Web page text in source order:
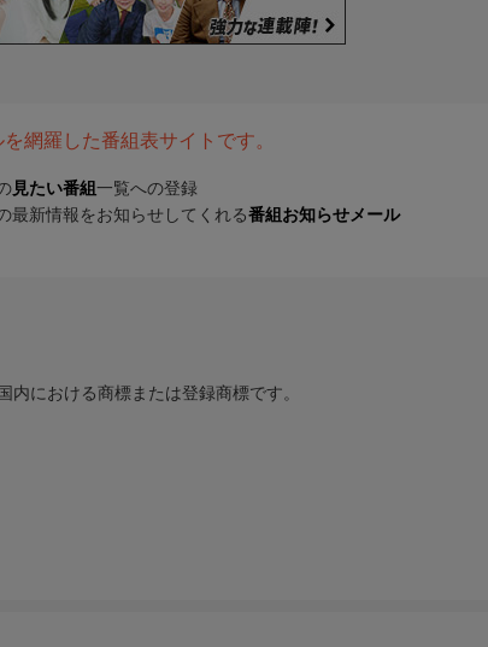
網羅した番組表サイトです。
見たい番組 一覧への登録
最新情報をお知らせしてくれる番組お知らせメール
における商標または登録商標です。